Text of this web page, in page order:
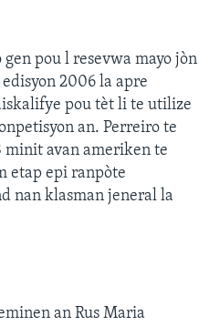
gen pou l resevwa mayo jòn
2006 la apre
pou tèt li te utilize
an. Perreiro te
minit avan ameriken te
etap epi ranpòte
nan klasman jeneral la
an Rus Maria